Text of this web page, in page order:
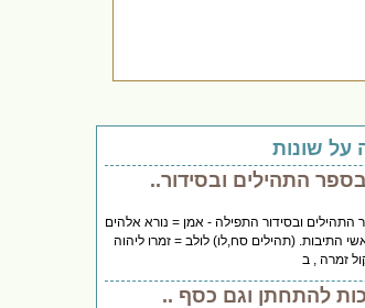
על שונות
התהילים ובסידור..
התהילים ובסידור התפילה - אמן = נורא אלהים
התיבות. (תהילים סח,לו) לולב = זמרו ליהוה
זמרה , ב
להתחתן וגם כסף ..